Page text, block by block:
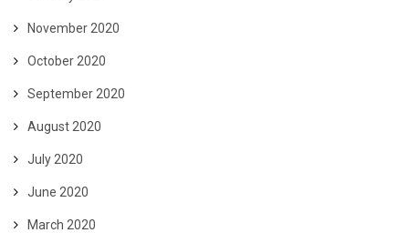
November 2020
October 2020
September 2020
August 2020
July 2020
June 2020
March 2020